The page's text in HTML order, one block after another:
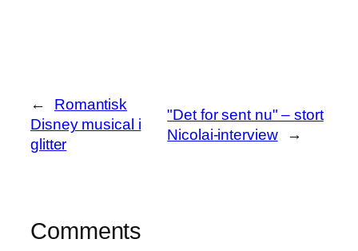
←
Romantisk
Disney musical i
glitter
"Det for sent nu" – stort
Nicolai-interview
→
Comments